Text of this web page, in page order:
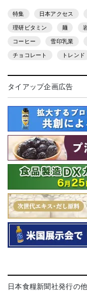
特集 日本アクセス
理研ビタミン 麺
コーヒー 雪印乳業
チョコレート トレンド
タイアップ企画広告
日本食糧新聞社発行の